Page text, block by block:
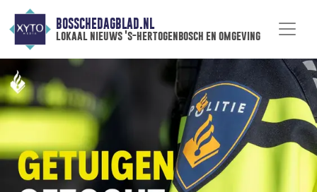
BOSSCHEDAGBLAD.NL
lokaal nieuws 's-hertogenbosch en omgeving